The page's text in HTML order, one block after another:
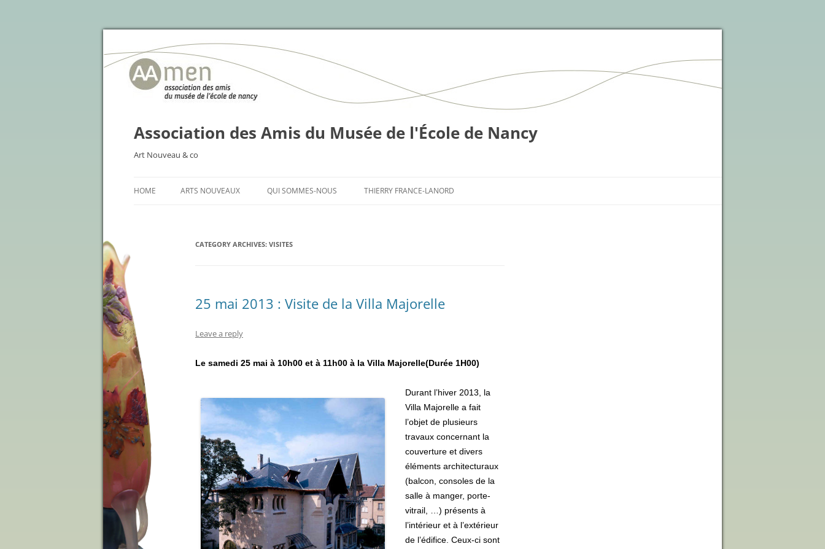
Association des Amis du Musée de l'École de Nancy
Art Nouveau & co
to
HOME ARTS NOUVEAUX QUI SOMMES-NOUS THIERRY FRANCE-LANORD
CATEGORY ARCHIVES: VISITES
25 mai 2013 : Visite de la Villa Majorelle
Leave a reply
Le samedi 25 mai à 10h00 et à 11h00 à la Villa Majorelle(Durée 1H00)
Durant l’hiver 2013, la
Villa Majorelle a fait
l’objet de plusieurs
travaux concernant la
couverture et divers
éléments architecturaux
(balcon, consoles de la
salle à manger, porte-
vitrail, …) présents à
l’intérieur et à l’extérieur
de l’édifice. Ceux-ci sont